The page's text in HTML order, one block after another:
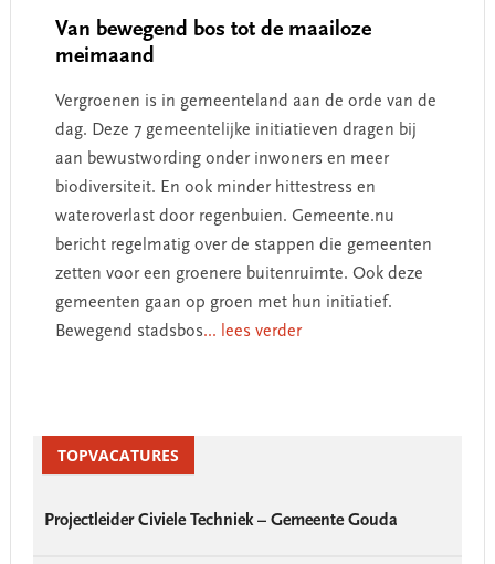
Van bewegend bos tot de maailoze
meimaand
Vergroenen is in gemeenteland aan de orde van de
dag. Deze 7 gemeentelijke initiatieven dragen bij
aan bewustwording onder inwoners en meer
biodiversiteit. En ook minder hittestress en
wateroverlast door regenbuien. Gemeente.nu
bericht regelmatig over de stappen die gemeenten
zetten voor een groenere buitenruimte. Ook deze
gemeenten gaan op groen met hun initiatief.
Bewegend stadsbos... lees verder
SidebarTOPVACATURES
Projectleider Civiele Techniek – Gemeente Gouda